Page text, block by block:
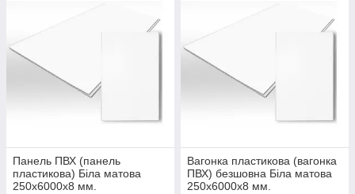
Панель ПВХ (панель
пластикова) Біла матова
250х6000х8 мм.
Вагонка пластикова (вагонка
ПВХ) безшовна Біла матова
250х6000х8 мм.